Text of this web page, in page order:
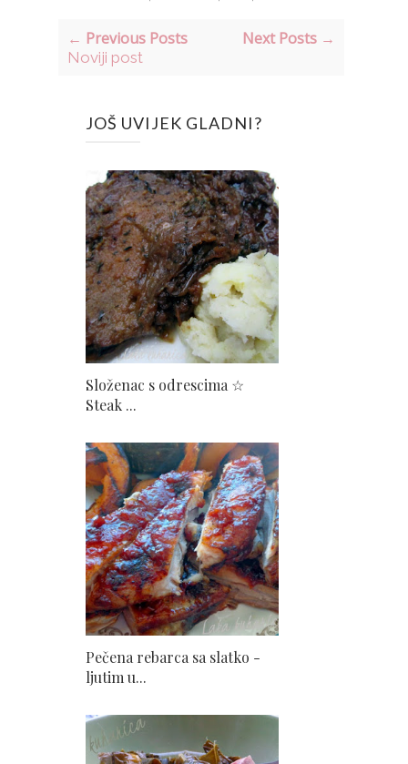
← Previous Posts
Noviji post
Next Posts →
JOŠ UVIJEK GLADNI?
Složenac s odrescima ☆
Steak ...
Pečena rebarca sa slatko -
ljutim u...